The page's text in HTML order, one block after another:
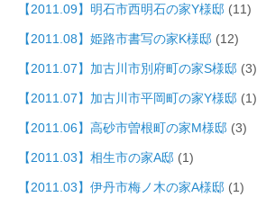
【2011.09】明石市西明石の家Y様邸 (11)
【2011.08】姫路市書写の家K様邸 (12)
【2011.07】加古川市別府町の家S様邸 (3)
【2011.07】加古川市平岡町の家Y様邸 (1)
【2011.06】高砂市曽根町の家M様邸 (3)
【2011.03】相生市の家A邸 (1)
【2011.03】伊丹市梅ノ木の家A様邸 (1)